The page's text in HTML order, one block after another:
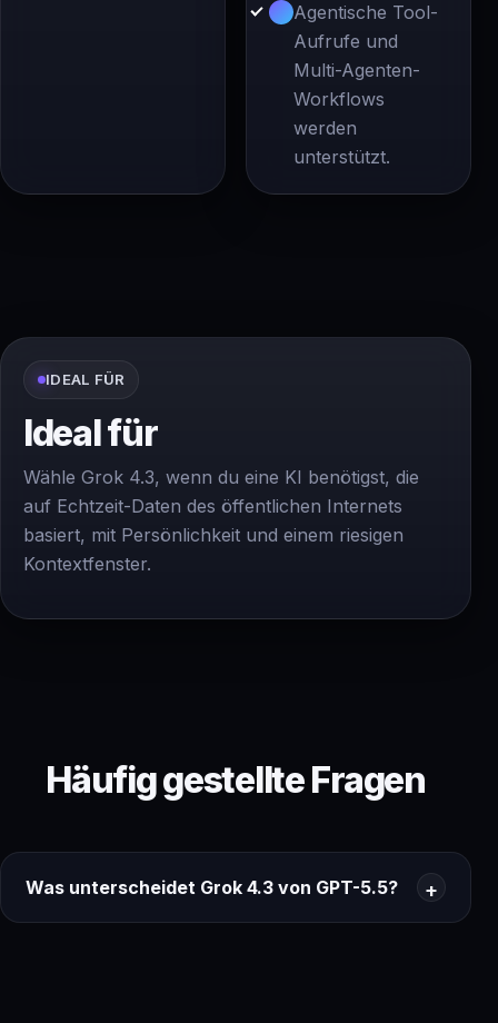
Agentische Tool-
Aufrufe und
Multi-Agenten-
Workflows
werden
unterstützt.
IDEAL FÜR
Ideal für
Wähle Grok 4.3, wenn du eine KI benötigst, die
auf Echtzeit-Daten des öffentlichen Internets
basiert, mit Persönlichkeit und einem riesigen
Kontextfenster.
Häufig gestellte Fragen
Was unterscheidet Grok 4.3 von GPT-5.5?